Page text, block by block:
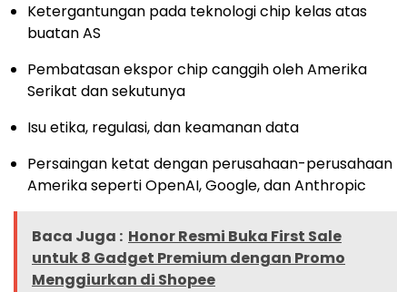
Ketergantungan pada teknologi chip kelas atas
buatan AS
Pembatasan ekspor chip canggih oleh Amerika
Serikat dan sekutunya
Isu etika, regulasi, dan keamanan data
Persaingan ketat dengan perusahaan-perusahaan
Amerika seperti OpenAI, Google, dan Anthropic
Baca Juga : Honor Resmi Buka First Sale
untuk 8 Gadget Premium dengan Promo
Menggiurkan di Shopee